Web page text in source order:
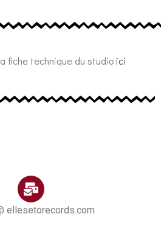
fiche technique du studio ici
ellesetorecords.com